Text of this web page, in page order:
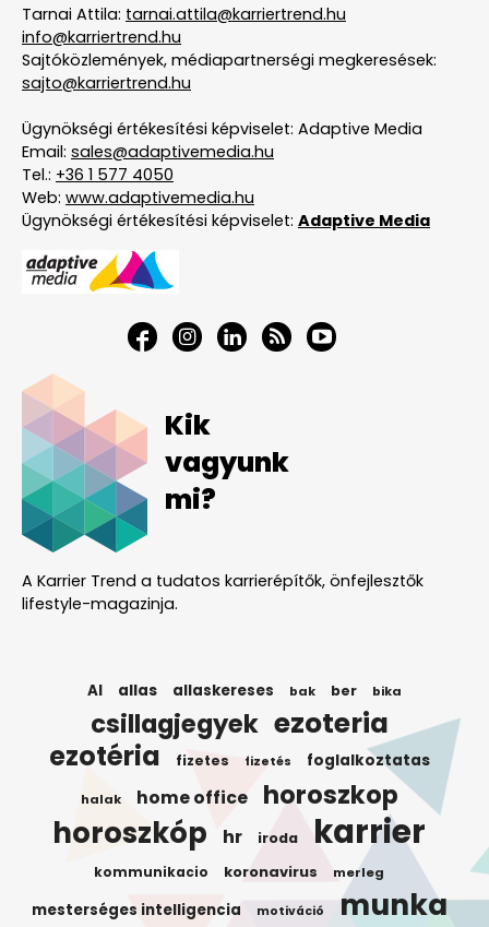
Tarnai Attila: tarnai.attila@karriertrend.hu
info@karriertrend.hu
Sajtóközlemények, médiapartnerségi megkeresések:
sajto@karriertrend.hu
Ügynökségi értékesítési képviselet: Adaptive Media
Email: sales@adaptivemedia.hu
Tel.: +36 1 577 4050
Web: www.adaptivemedia.hu
Ügynökségi értékesítési képviselet: Adaptive Media
Kik
vagyunk
mi?
A Karrier Trend a tudatos karrierépítők, önfejlesztők
lifestyle-magazinja.
AI allas allaskereses bak ber bika
csillagjegyek ezoteria
ezotéria fizetes fizetés foglalkoztatas
halak home office horoszkop
horoszkóp hr iroda karrier
kommunikacio koronavirus merleg
mesterséges intelligencia motiváció munka